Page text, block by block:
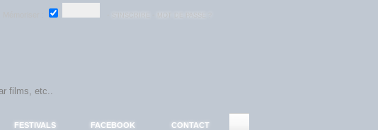
FESTIVALS FACEBOOK CONTACT